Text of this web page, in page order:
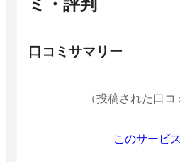
ミ・評判
口コミサマリー
（投稿された口
このサービ